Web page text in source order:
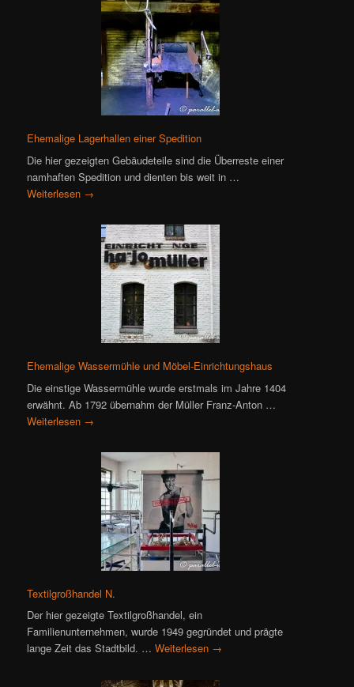
Ehemalige Lagerhallen einer Spedition
Die hier gezeigten Gebäudeteile sind die Überreste einer
namhaften Spedition und dienten bis weit in …
Weiterlesen →
Ehemalige Wassermühle und Möbel-Einrichtungshaus
Die einstige Wassermühle wurde erstmals im Jahre 1404
erwähnt. Ab 1792 übernahm der Müller Franz-Anton …
Weiterlesen →
Textilgroßhandel N.
Der hier gezeigte Textilgroßhandel, ein
Familienunternehmen, wurde 1949 gegründet und prägte
lange Zeit das Stadtbild. …Weiterlesen →